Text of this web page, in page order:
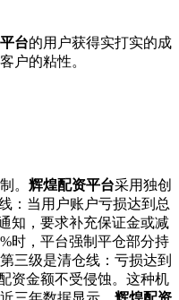
台的用户获得实打实的成
户的粘性。
。 辉煌配资平台采用独创
：当用户账户亏损达到总
知，要求补充保证金或减
时，平台强制平仓部分持
三级是清仓线：亏损达到
资金额不受侵蚀。这种机